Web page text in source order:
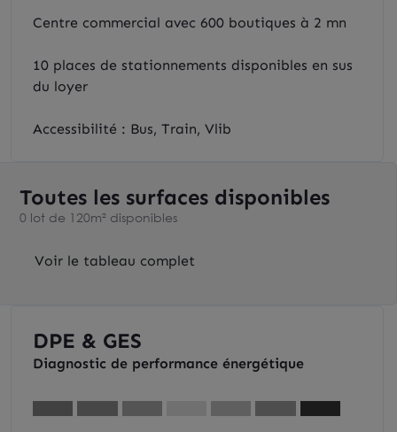
Centre commercial avec 600 boutiques à 2 mn
10 places de stationnements disponibles en sus
du loyer
Accessibilité : Bus, Train, Vlib
Toutes les surfaces disponibles
0 lot de 120m² disponibles
Voir le tableau complet
DPE & GES
Diagnostic de performance énergétique